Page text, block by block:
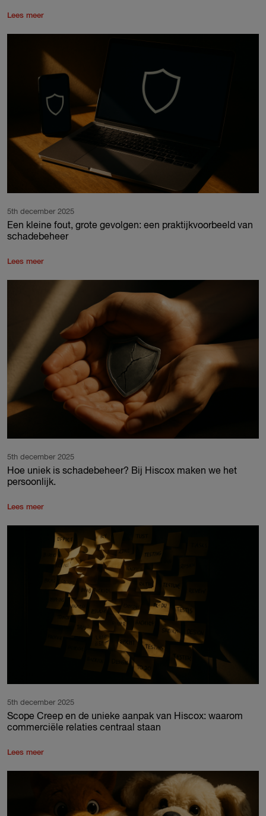
Lees meer
5th december 2025
Een kleine fout, grote gevolgen: een praktijkvoorbeeld van
schadebeheer
Lees meer
5th december 2025
Hoe uniek is schadebeheer? Bij Hiscox maken we het
persoonlijk.
Lees meer
5th december 2025
Scope Creep en de unieke aanpak van Hiscox: waarom
commerciële relaties centraal staan
Lees meer